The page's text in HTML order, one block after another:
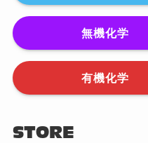
無機化学
有機化学
STORE